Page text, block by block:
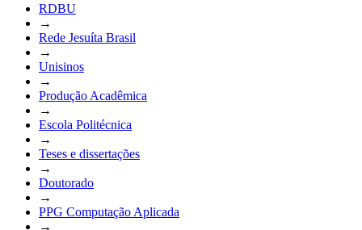
RDBU
→
Rede Jesuíta Brasil
→
Unisinos
→
Produção Acadêmica
→
Escola Politécnica
→
Teses e dissertações
→
Doutorado
→
PPG Computação Aplicada
→